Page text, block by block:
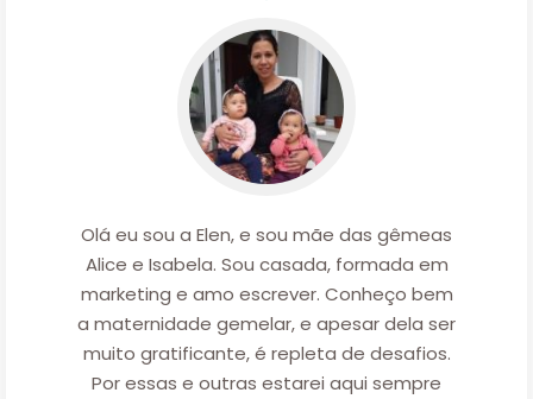
Olá eu sou a Elen, e sou mãe das gêmeas
Alice e Isabela. Sou casada, formada em
marketing e amo escrever. Conheço bem
a maternidade gemelar, e apesar dela ser
muito gratificante, é repleta de desafios.
Por essas e outras estarei aqui sempre